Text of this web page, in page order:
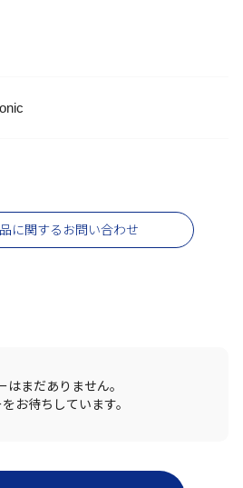
に関するお問い合わせ
はまだありません。
お待ちしています。